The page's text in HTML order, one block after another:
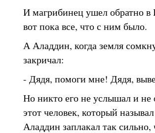
И магрибинец ушел обратно
вот пока все, что с ним было.
А Аладдин, когда земля
закричал:
- Дядя, помоги мне! Дядя,
Но никто его не услышал и не
этот человек, который
Аладдин заплакал так